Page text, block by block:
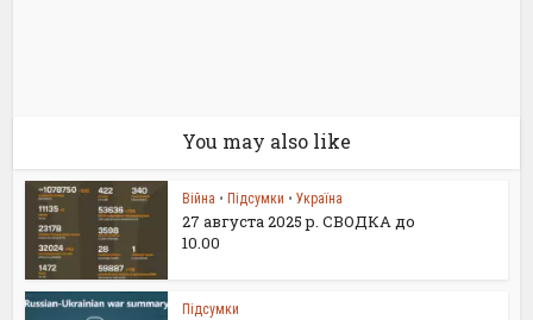
You may also like
Війна • Підсумки • Україна
27 августа 2025 р. СВОДКА до
10.00
Підсумки